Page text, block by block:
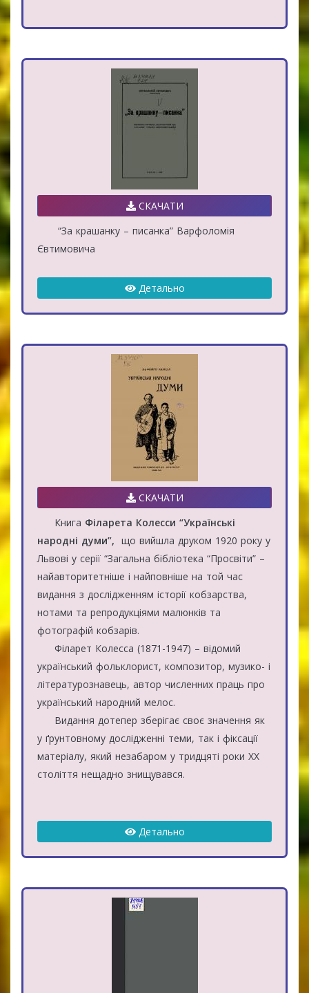
СКАЧАТИ
“За крашанку – писанка” Варфоломія
Євтимовича
Детально
СКАЧАТИ
Книга Філарета Колесси “Українські
народні думи”, що вийшла друком 1920 року у
Львові у серії “Загальна бібліотека “Просвіти” –
найавторитетніше і найповніше на той час
видання з дослідженням історії кобзарства,
нотами та репродукціями малюнків та
фотографій кобзарів.
Філарет Колесса (1871-1947) – відомий
український фольклорист, композитор, музико- і
літературознавець, автор численних праць про
український народний мелос.
Видання дотепер зберігає своє значення як
у ґрунтовному дослідженні теми, так і фіксації
матеріалу, який незабаром у тридцяті роки ХХ
століття нещадно знищувався.
Детально